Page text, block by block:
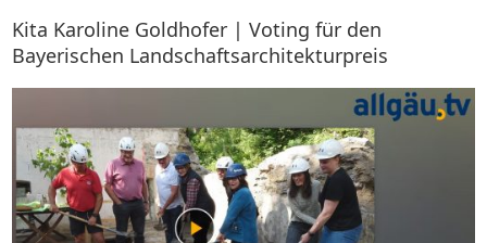
Kita Karoline Goldhofer | Voting für den
Bayerischen Landschaftsarchitekturpreis